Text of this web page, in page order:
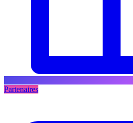
Partenaires